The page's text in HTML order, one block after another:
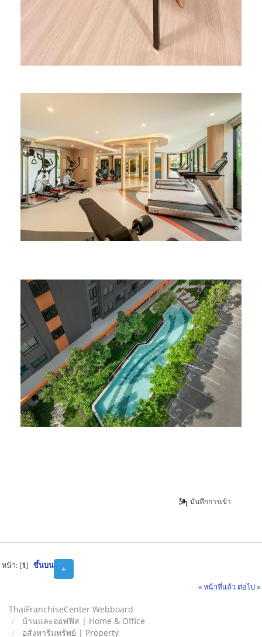
บันทึกการเข้า
+
หน้า: [1] ขึ้นบน
« หน้าที่แล้ว ต่อไป »
ThaiFranchiseCenter Webboard
บ้านและออฟฟิส | Home & Office
อสังหาริมทรัพย์ | Property